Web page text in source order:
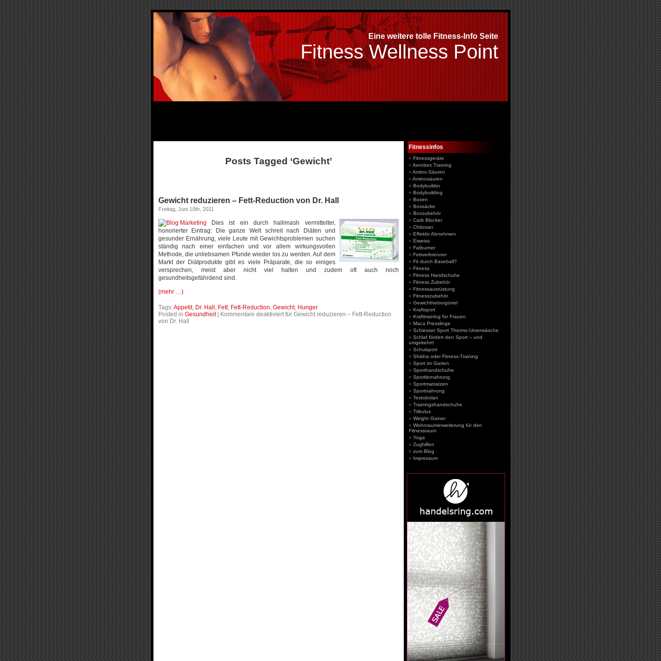
Eine weitere tolle Fitness-Info Seite
Fitness Wellness Point
Posts Tagged ‘Gewicht’
Gewicht reduzieren – Fett-Reduction von Dr. Hall
Freitag, Juni 10th, 2011
Dies ist ein durch hallimash vermittelter,
honorierter Eintrag:
Die ganze Welt schreit nach Diäten und
gesunder Ernährung, viele Leute mit Gewichtsproblemen suchen
ständig nach einer einfachen und vor allem wirkungsvollen
Methode, die unliebsamen Pfunde wieder los zu werden. Auf dem
Markt der Diätprodukte gibt es viele Präparate, die so einiges
versprechen, meist aber nicht viel halten und zudem oft auch noch
gesundheitsgefährdend sind.
(mehr …)
Tags:Appetit, Dr. Hall , Fett, Fett-Reduction, Gewicht, Hunger
Posted in Gesundheit| Kommentare deaktiviertfür Gewicht reduzieren – Fett-Reduction
von Dr. Hall
Fitnessinfos
Fitnessgeräte
Aerobes Training
Amino-Säuren
Aminosäuren
Bodybuilder
Bodybuilding
Boxen
Boxsäcke
Boxzubehör
Carb Blocker
Chitosan
Effektiv Abnehmen
Eiweiss
Fatburner
Fettverbrenner
Fit durch Baseball?
Fitness
Fitness Handschuhe
Fitness Zubehör
Fitnessausrüstung
Fitnesszubehör
Gewichthebergürtel
Kraftsport
Krafttraining für Frauen
Maca Presslinge
Schiesser Sport Thermo-Unterwäsche
Schlaf fördert den Sport – und
umgekehrt!
Schulsport
Shisha oder Fitness-Training
Sport im Garten
Sporthandschuhe
Sportlernahrung
Sportmatratzen
Sportnahrung
Testobolan
Trainingshandschuhe
Tribulus
Weight Gainer
Wohnraumerweiterung für den
Fitnessraum
Yoga
Zughilfen
zum Blog
Impressum